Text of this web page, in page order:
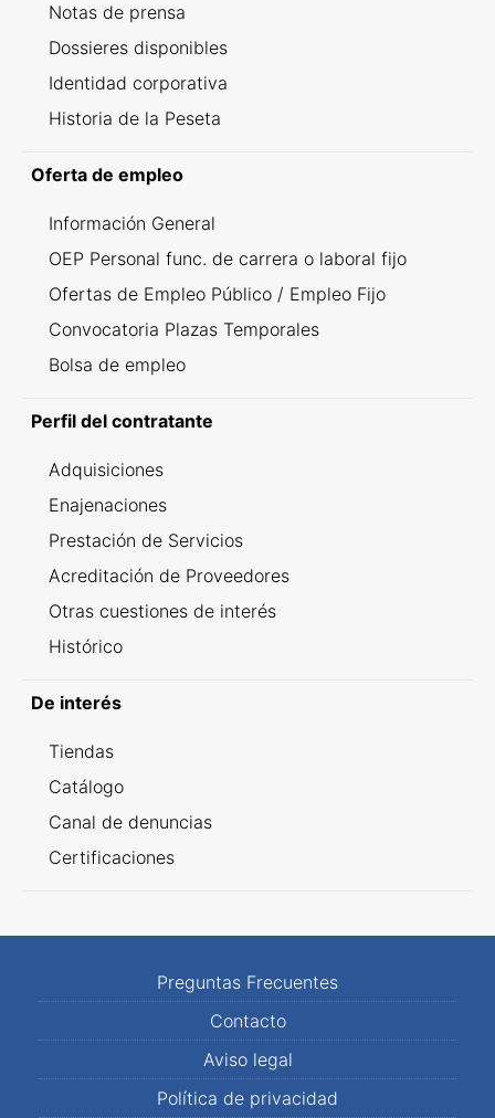
Notas de prensa
Dossieres disponibles
Identidad corporativa
Historia de la Peseta
Oferta de empleo
Información General
OEP Personal func. de carrera o laboral fijo
Ofertas de Empleo Público / Empleo Fijo
Convocatoria Plazas Temporales
Bolsa de empleo
Perfil del contratante
Adquisiciones
Enajenaciones
Prestación de Servicios
Acreditación de Proveedores
Otras cuestiones de interés
Histórico
De interés
Tiendas
Catálogo
Canal de denuncias
Certificaciones
Preguntas Frecuentes
Contacto
Aviso legal
Política de privacidad